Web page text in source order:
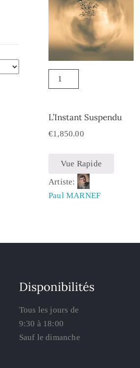
L’Instant Suspendu
€1,850.00
Vue Rapide
Artiste:
Paul MARNEF
Disponibilités
Tous les jours de
9:30 à 18:00
Sauf le dimanche